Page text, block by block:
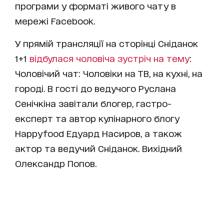
програми у форматі живого чату в
мережі Facebook.
У прямій трансляції на сторінці Сніданок
1+1 відбулася чоловіча зустріч на тему:
Чоловічий чат: Чоловіки на ТВ, на кухні, на
городі. В гості до ведучого Руслана
Сенічкіна завітали блогер, гастро-
експерт та автор кулінарного блогу
Happyfood Едуард Насиров, а також
актор та ведучий Сніданок. Вихідний
Олександр Попов.